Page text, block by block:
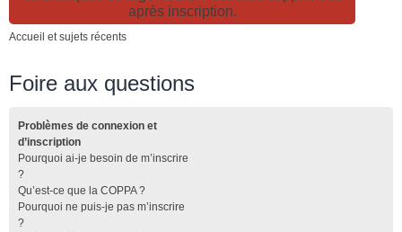
après inscription.
Accueil et sujets récents
Foire aux questions
Problèmes de connexion et
d’inscription
Pourquoi ai-je besoin de m’inscrire
?
Qu’est-ce que la COPPA ?
Pourquoi ne puis-je pas m’inscrire
?